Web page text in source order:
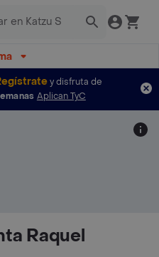
y disfruta de
Aplican TyC
Raquel